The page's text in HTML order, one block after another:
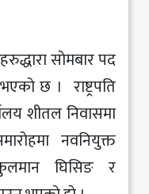
साेमबार पद
छ । राष्ट्रपति
शीतल निवासमा
नवनियुक्त
घिसिङ र